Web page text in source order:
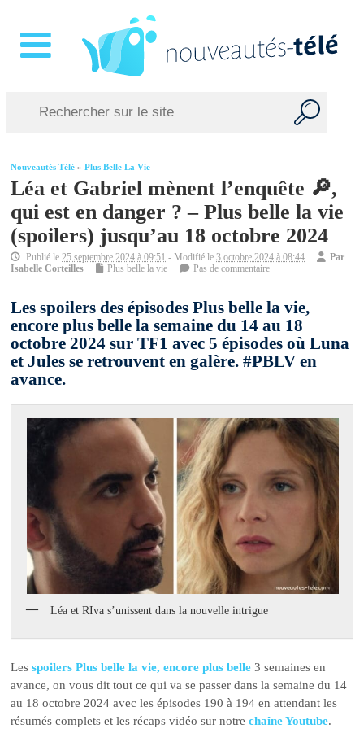
Nouveautés Télé »Plus Belle La Vie
Léa et Gabriel mènent l’enquête 🔎,
qui est en danger ? – Plus belle la vie
(spoilers) jusqu’au 18 octobre 2024
Publié le25 septembre 2024 à 09:51 - Modifié le3 octobre 2024 à 08:44
Par
Isabelle Corteilles
Plus belle la vie Pas de commentaire
Les spoilers des épisodes Plus belle la vie,
encore plus belle la semaine du 14 au 18
octobre 2024 sur TF1 avec 5 épisodes où Luna
et Jules se retrouvent en galère. #PBLV en
avance.
Léa et RIva s’unissent dans la nouvelle intrigue
Lesspoilers Plus belle la vie, encore plus belle3 semaines en
avance, on vous dit tout ce qui va se passer dans la semaine du 14
au 18 octobre 2024 avec les épisodes 190 à 194 en attendant les
résumés complets et les récaps vidéo sur notrechaîne Youtube.